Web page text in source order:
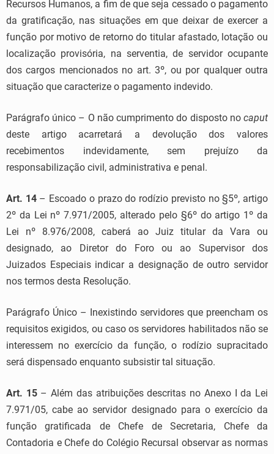
Recursos Humanos, a fim de que seja cessado o pagamento
da gratificação, nas situações em que deixar de exercer a
função por motivo de retorno do titular afastado, lotação ou
localização provisória, na serventia, de servidor ocupante
dos cargos mencionados no art. 3º, ou por qualquer outra
situação que caracterize o pagamento indevido.
Parágrafo único – O não cumprimento do disposto no caput
deste artigo acarretará a devolução dos valores
recebimentos indevidamente, sem prejuízo da
responsabilização civil, administrativa e penal.
Art. 14 – Escoado o prazo do rodízio previsto no §5º, artigo
2º da Lei nº 7.971/2005, alterado pelo §6º do artigo 1º da
Lei nº 8.976/2008, caberá ao Juiz titular da Vara ou
designado, ao Diretor do Foro ou ao Supervisor dos
Juizados Especiais indicar a designação de outro servidor
nos termos desta Resolução.
Parágrafo Único – Inexistindo servidores que preencham os
requisitos exigidos, ou caso os servidores habilitados não se
interessem no exercício da função, o rodízio supracitado
será dispensado enquanto subsistir tal situação.
Art. 15 – Além das atribuições descritas no Anexo I da Lei
7.971/05, cabe ao servidor designado para o exercício da
função gratificada de Chefe de Secretaria, Chefe da
Contadoria e Chefe do Colégio Recursal observar as normas